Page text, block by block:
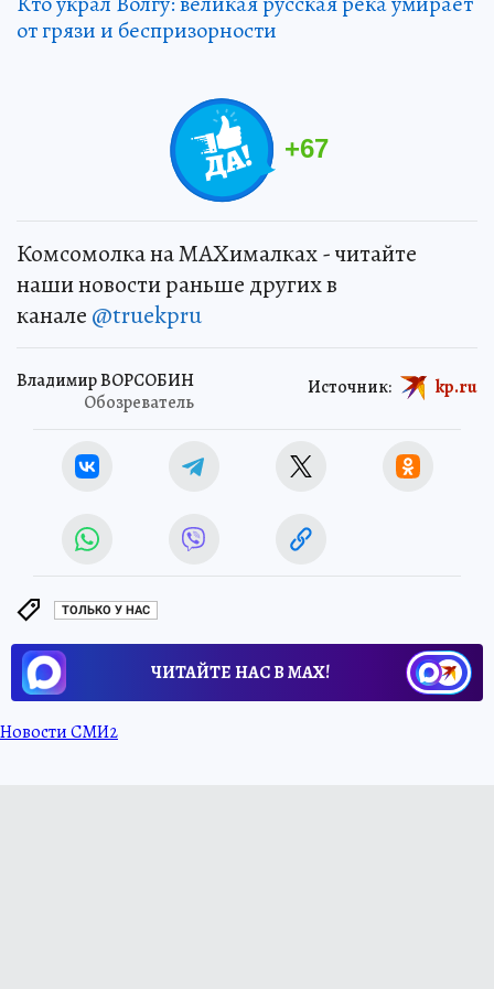
от грязи и беспризорности
+67
Комсомолка на MAXималках - читайте
наши новости раньше других в
канале @truekpru
Владимир ВОРСОБИН
Обозреватель
Источник: kp.ru
ТОЛЬКО У НАС
ЧИТАЙТЕ НАС В МАХ!
Новости СМИ2